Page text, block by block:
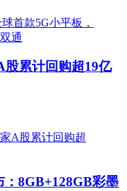
累计回购超19亿
8GB+128GB彩墨